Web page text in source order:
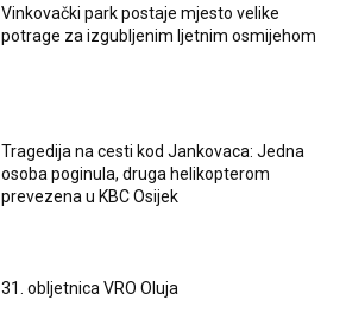
Vinkovački park postaje mjesto velike
potrage za izgubljenim ljetnim osmijehom
Tragedija na cesti kod Jankovaca: Jedna
osoba poginula, druga helikopterom
prevezena u KBC Osijek
31. obljetnica VRO Oluja